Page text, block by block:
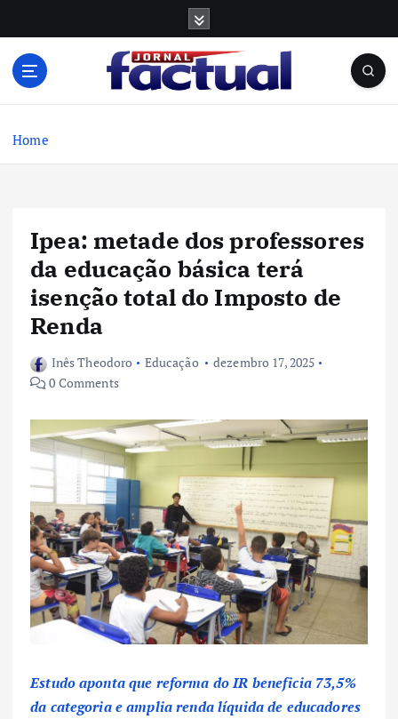
Home
Ipea: metade dos professores
da educação básica terá
isenção total do Imposto de
Renda
Inês Theodoro Educação
dezembro 17, 2025
0 Comments
Estudo aponta que reforma do IR beneficia 73,5%
da categoria e amplia renda líquida de educadores